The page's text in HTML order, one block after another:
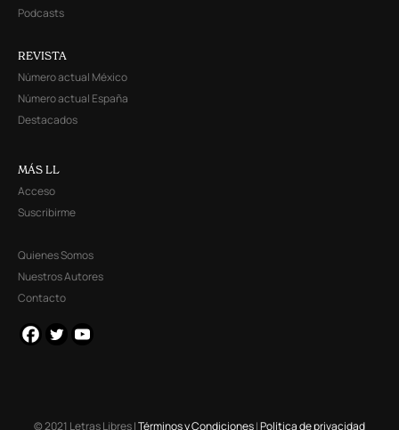
Podcasts
REVISTA
Número actual México
Número actual España
Destacados
MÁS LL
Acceso
Suscribirme
Quienes Somos
Nuestros Autores
Contacto
© 2021 Letras Libres |Términos y Condiciones|Política de privacidad